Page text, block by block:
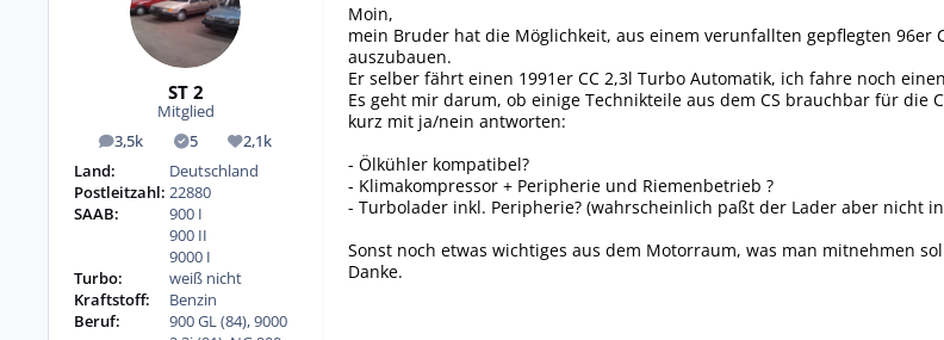
ST 2
Mitglied
3,5k
Beiträge 5
Lösungen2,1k
Reputation
Land:
Deutschland
Postleitzahl: 22880
SAAB:
900 I
900 II
9000 I
Turbo:
weiß nicht
Kraftstoff:
Benzin
Beruf:
900 GL (84), 9000
Moin,
mein Bruder hat die Möglichkeit, aus einem verunfallten gepflegten 96er
auszubauen.
Er selber fährt einen 1991er CC 2,3l Turbo Automatik, ich fahre noch
Es geht mir darum, ob einige Technikteile aus dem CS brauchbar für
kurz mit ja/nein antworten:
- Ölkühler kompatibel?
- Klimakompressor + Peripherie und Riemenbetrieb ?
- Turbolader inkl. Peripherie? (wahrscheinlich paßt der Lader aber nicht in
Sonst noch etwas wichtiges aus dem Motorraum, was man mitnehmen
Danke.